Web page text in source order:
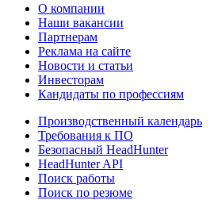
О компании
Наши вакансии
Партнерам
Реклама на сайте
Новости и статьи
Инвесторам
Кандидаты по профессиям
Производственный календарь
Требования к ПО
Безопасный HeadHunter
HeadHunter API
Поиск работы
Поиск по резюме